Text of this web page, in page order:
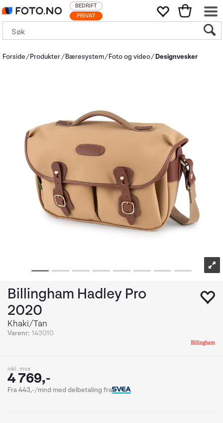
PRIVAT
BEDRIFT
Forside Produkter Bæresystem Foto og video Designvesker
Billingham Hadley Pro
2020
Khaki/Tan
Varenr: 143010
inkl. mva
4 769,-
Fra 443,-/mnd med delbetaling fra